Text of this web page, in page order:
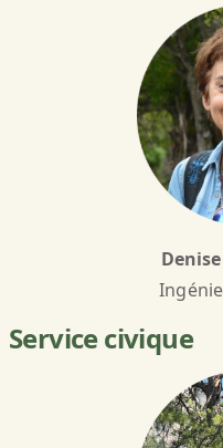
Service civique